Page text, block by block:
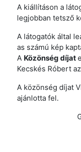
A kiállításon a
legjobban tetsző
A látogatók által
as számú kép
A Közönség díjat
Kecskés Róbert az
A közönség díjat
ajánlotta fel.